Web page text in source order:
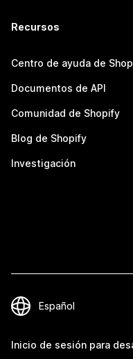
Recursos
Centro de ayuda de
Documentos de API
Comunidad de Shopify
Blog de Shopify
Investigación
Inicio de sesión para